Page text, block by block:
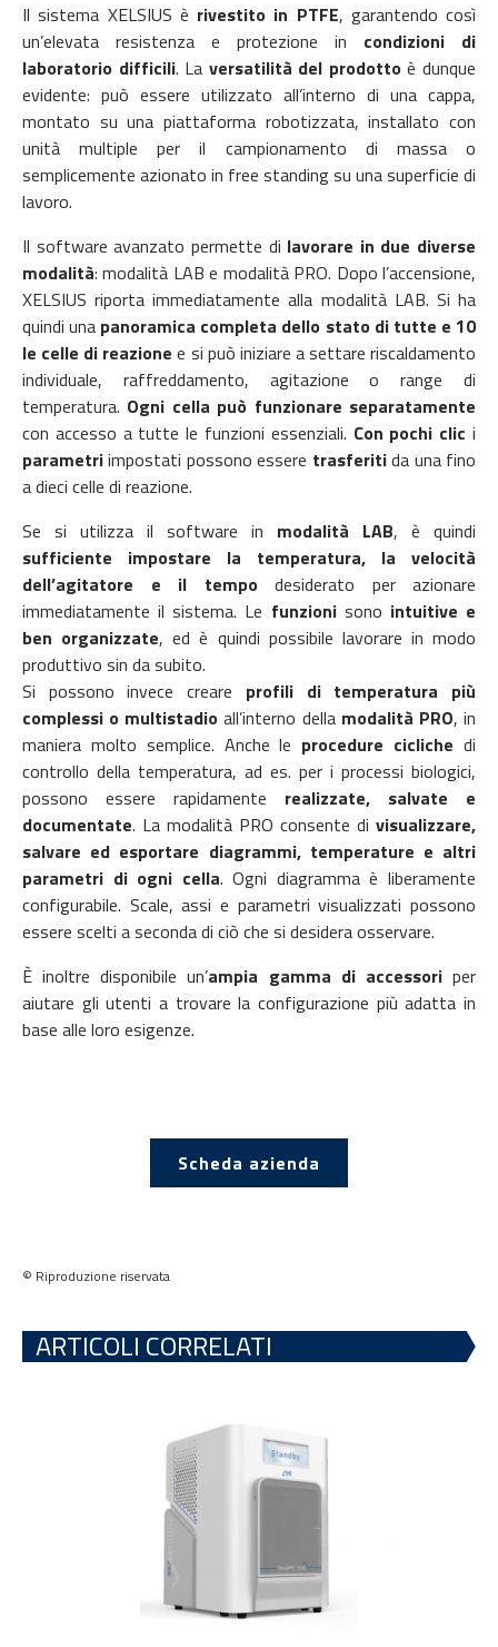
Il sistema XELSIUS è rivestito in PTFE, garantendo così
un’elevata resistenza e protezione in condizioni di
laboratorio difficili. La versatilità del prodottoè dunque
evidente: può essere utilizzato all’interno di una cappa,
montato su una piattaforma robotizzata, installato con
unità multiple per il campionamento di massa o
semplicemente azionato in free standing su una superficie di
lavoro.
Il software avanzato permette di lavorare in due diverse
modalità: modalità LAB e modalità PRO. Dopo l’accensione,
XELSIUS riporta immediatamente alla modalità LAB. Si ha
quindi una panoramica completa dello stato di tutte e 10
le celle di reazione e si può iniziare a settare riscaldamento
individuale, raffreddamento, agitazione o range di
temperatura. Ogni cella può funzionare separatamente
con accesso a tutte le funzioni essenziali. Con pochi clic i
parametriimpostati possono essere trasferitida una fino
a dieci celle di reazione.
Se si utilizza il software in modalità LAB, è quindi
sufficiente impostare la temperatura, la velocità
dell’agitatore e il tempodesiderato per azionare
immediatamente il sistema. Le funzionisono intuitive e
ben organizzate, ed è quindi possibile lavorare in modo
produttivo sin da subito.
Si possono invece creare profili di temperatura più
complessi o multistadio all’interno della modalità PRO, in
maniera molto semplice. Anche le procedure cicliche di
controllo della temperatura, ad es. per i processi biologici,
possono essere rapidamente realizzate, salvate e
documentate. La modalità PRO consente di visualizzare,
salvare ed esportare diagrammi, temperature e altri
parametri di ogni cella. Ogni diagramma è liberamente
configurabile. Scale, assi e parametri visualizzati possono
essere scelti a seconda di ciò che si desidera osservare.
È inoltre disponibile un’ampia gamma di accessoriper
aiutare gli utenti a trovare la configurazione più adatta in
base alle loro esigenze.
Scheda azienda
© Riproduzione riservata
ARTICOLI CORRELATI